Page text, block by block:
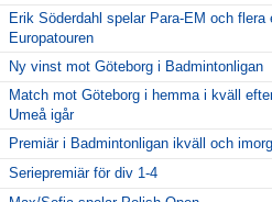
Erik Söderdahl spelar Para-EM och flera
Europatouren
Ny vinst mot Göteborg i Badmintonligan
Match mot Göteborg i hemma i kväll
Umeå igår
Premiär i Badmintonligan ikväll och
Seriepremiär för div 1-4